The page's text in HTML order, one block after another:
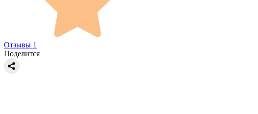
Отзывы 1
Поделится